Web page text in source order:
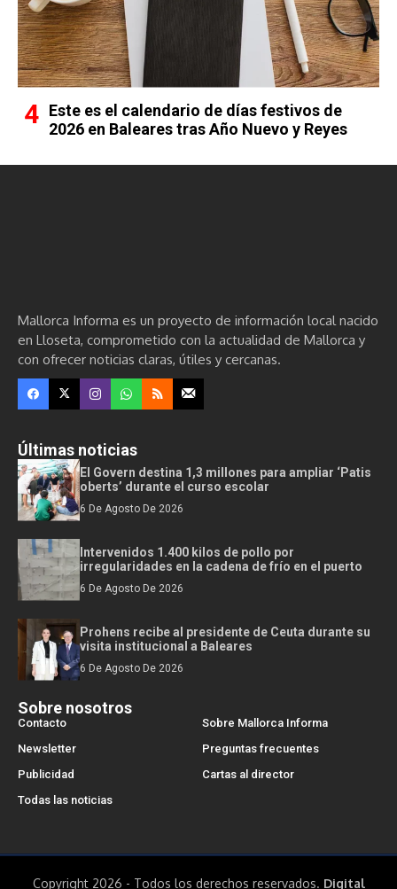
Este es el calendario de días festivos de
2026 en Baleares tras Año Nuevo y Reyes
Mallorca Informa es un proyecto de información local nacido
en Lloseta, comprometido con la actualidad de Mallorca y
con ofrecer noticias claras, útiles y cercanas.
Últimas noticias
El Govern destina 1,3 millones para ampliar ‘Patis
oberts’ durante el curso escolar
6 De Agosto De 2026
Intervenidos 1.400 kilos de pollo por
irregularidades en la cadena de frío en el puerto
6 De Agosto De 2026
Prohens recibe al presidente de Ceuta durante su
visita institucional a Baleares
6 De Agosto De 2026
Sobre nosotros
Contacto
Sobre Mallorca Informa
Newsletter
Preguntas frecuentes
Publicidad
Cartas al director
Todas las noticias
Copyright 2026 - Todos los derechos reservados. Digital